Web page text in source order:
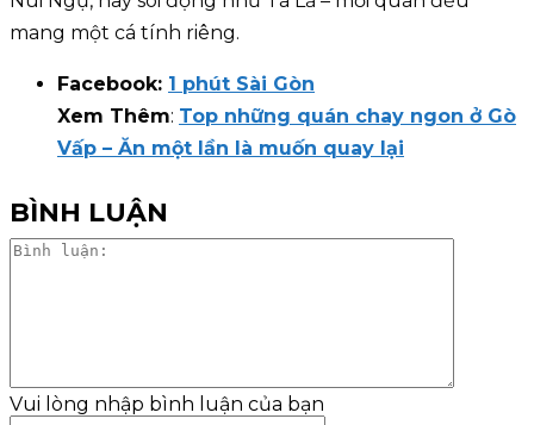
mang một cá tính riêng.
Facebook: 1 phút Sài Gòn
Xem Thêm: Top những quán chay ngon ở Gò
Vấp – Ăn một lần là muốn quay lại
BÌNH LUẬN
Vui lòng nhập bình luận của bạn